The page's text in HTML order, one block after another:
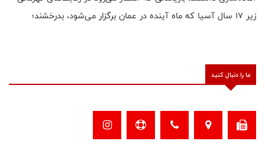
زیر ۱۷ سال آسیا که ماه آینده در عمان برگزار می‌شود، بدرخشند؛
ما را دنبال کنید